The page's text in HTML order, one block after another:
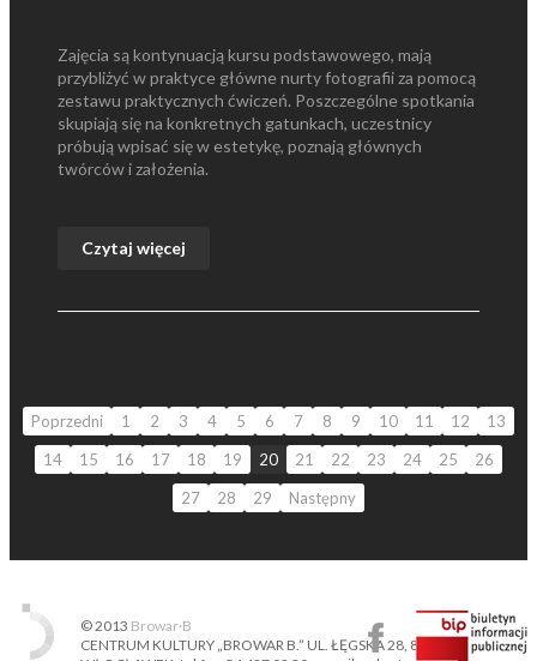
Zajęcia są kontynuacją kursu podstawowego, mają
przybliżyć w praktyce główne nurty fotografii za pomocą
zestawu praktycznych ćwiczeń. Poszczególne spotkania
skupiają się na konkretnych gatunkach, uczestnicy
próbują wpisać się w estetykę, poznają głównych
twórców i założenia.
Czytaj więcej
Poprzedni 1 2 3 4 5 6 7 8 9 10 11 12
13
14
15 16 17 18 19 20 21 22 23 24 25
26
27
28 29 Następny
© 2013 Browar·B
CENTRUM KULTURY „BROWAR B.” UL. ŁĘGSKA 28, 87-800